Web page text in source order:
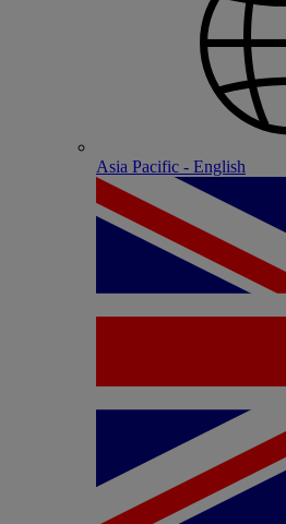
Asia Pacific - English